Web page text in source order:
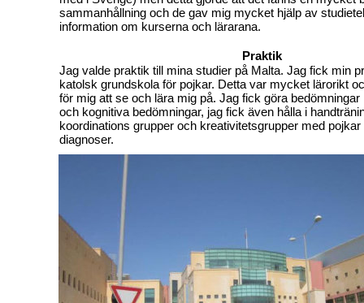
sammanhållning och de gav mig mycket hjälp av
information om kurserna och lärarana.
Praktik
Jag valde praktik till mina studier på Malta. Jag fick min
katolsk grundskola för pojkar. Detta var mycket lärorikt
för mig att se och lära mig på. Jag fick göra
och kognitiva bedömningar, jag fick även hålla i
koordinations grupper och kreativitetsgrupper med
diagnoser.